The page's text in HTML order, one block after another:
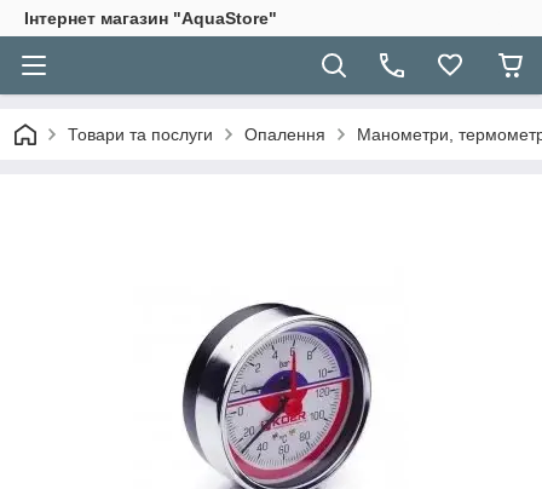
Інтернет магазин "AquaStore"
Товари та послуги Опалення Манометри,